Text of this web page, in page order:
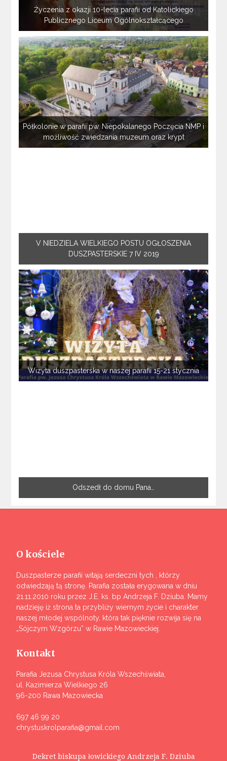
Życzenia z okazji 10-lecia parafii od Katolickiego
Publicznego Liceum Ogólnokształcącego
Półkolonie w parafii pw. Niepokalanego Poczęcia NMP i
możliwość zwiedzania muzeum oraz krypt
V NIEDZIELA WIELKIEGO POSTU OGŁOSZENIA
DUSZPASTERSKIE 7 IV 2019
Wizyta duszpasterska w naszej parafii 15-21 stycznia
Odszedł do domu Pana…
O kościele
Duszpasterze parafii witają serdeczni tych , którzy
odwiedzają tą stronę. Parafia została erygowana w dniu
21.11.2010 roku przez J.E. ks. bp Andrzeja F. Dziuba. Mamy
nadzieję iż strona ta przybliży wiernym życie i charakter
naszej młodej wspólnoty, która tak pięknie rozwija się na
„Sójczym Wzgórzu” w Rawie Mazowieckiej.
Kontakt
Parafia Jezusa Chrystusa Króla Wszechświata,
ul. Kazimierza Wielkiego 26
96-200 Rawa Mazowiecka
697 46 99 20
chrystuskrolparafia@gmail.com
Dekret biskupa łowickiego Andrzeja F. Dziuba